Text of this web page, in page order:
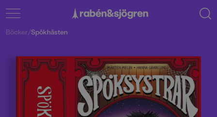
Böcker/Spökhästen